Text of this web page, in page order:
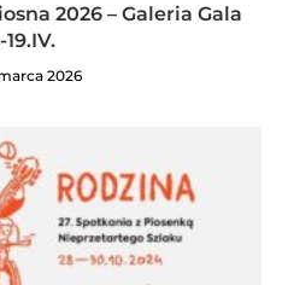
2026 – Galeria Gala
19.IV.
2026